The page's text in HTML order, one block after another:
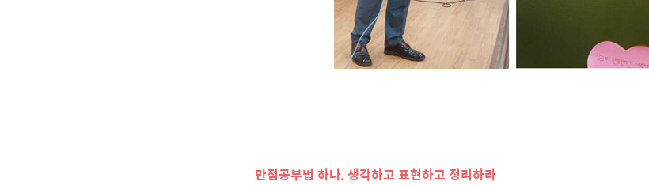
만점공부법 하나, 생각하고 표현하고 정리하라